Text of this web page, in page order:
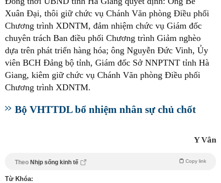
Xuân Đại, thôi giữ chức vụ Chánh Văn phòng Điều phối
Chương trình XDNTM, đảm nhiệm chức vụ Giám đốc
chuyên trách Ban điều phối Chương trình Giảm nghèo
dựa trên phát triển hàng hóa; ông Nguyễn Đức Vinh, Ủy
viên BCH Đảng bộ tỉnh, Giám đốc Sở NNPTNT tỉnh Hà
Giang, kiêm giữ chức vụ Chánh Văn phòng Điều phối
Chương trình XDNTM.
Bộ VHTTDL bổ nhiệm nhân sự chủ chốt
Y Vân
Theo Nhịp sống kinh tế Copy link
Từ Khóa: